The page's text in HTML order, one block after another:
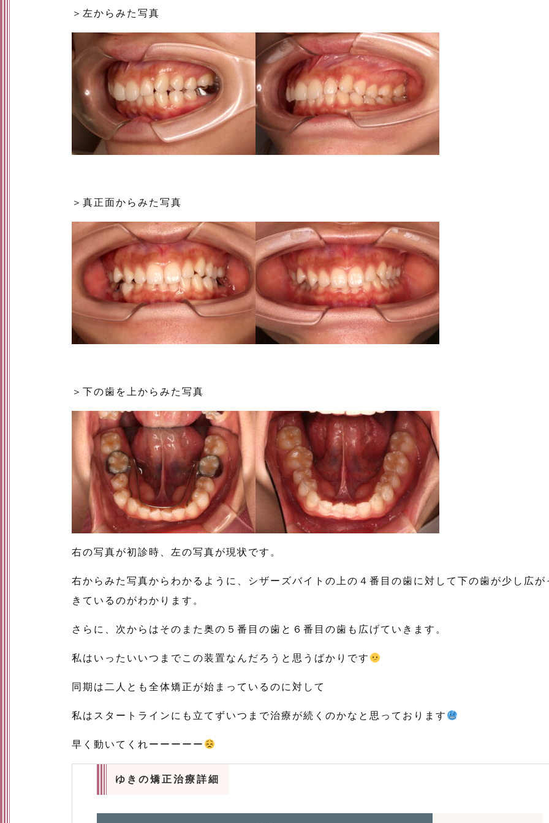
＞左からみた写真
＞真正面からみた写真
＞下の歯を上からみた写真
右の写真が初診時、左の写真が現状です。
右からみた写真からわかるように、シザーズバイトの上の４番目の歯に対して下の歯が少し広が
きているのがわかります。
さらに、次からはそのまた奥の５番目の歯と６番目の歯も広げていきます。
私はいったいいつまでこの装置なんだろうと思うばかりです
同期は二人とも全体矯正が始まっているのに対して
私はスタートラインにも立てずいつまで治療が続くのかなと思っております
早く動いてくれーーーーー
ゆきの矯正治療詳細